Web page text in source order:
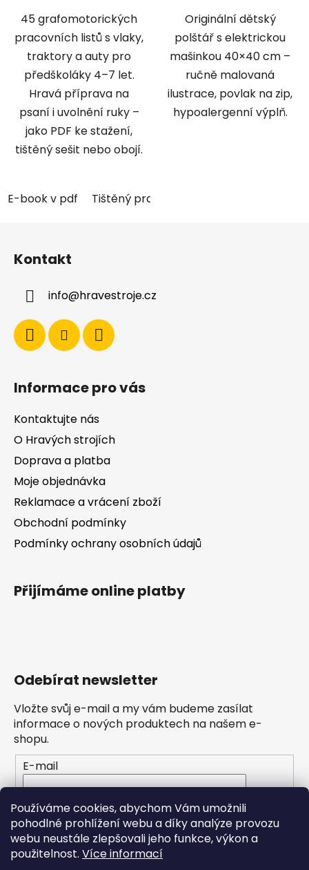
Používáme cookies, abychom Vám umožnili
pohodlné prohlížení webu a díky analýze provozu
webu neustále zlepšovali jeho funkce, výkon a
použitelnost. Více informací
45 grafomotorických
pracovních listů s vlaky,
traktory a auty pro
předškoláky 4–7 let.
Hravá příprava na
psaní i uvolnění ruky –
jako PDF ke stažení,
tištěný sešit nebo obojí.
E-book v pdf Tištěný pracovní sešit
Originální dětský
polštář s elektrickou
mašinkou 40×40 cm –
ručně malovaná
ilustrace, povlak na zip,
hypoalergenní výplň.
Kontakt
info@hravestroje.cz
Informace pro vás
Kontaktujte nás
O Hravých strojích
Doprava a platba
Moje objednávka
Reklamace a vrácení zboží
Obchodní podmínky
Podmínky ochrany osobních údajů
Přijímáme online platby
Odebírat newsletter
Vložte svůj e-mail a my vám budeme zasílat
informace o nových produktech na našem e-
shopu.
E-mail
Vložením e-mailu souhlasíte s podmínkami
ochrany osobních údajů
PŘIHLÁSIT SE